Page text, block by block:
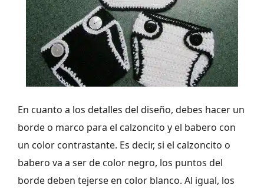
En cuanto a los detalles del diseño, debes hacer un
borde o marco para el calzoncito y el babero con
un color contrastante. Es decir, si el calzoncito o
babero va a ser de color negro, los puntos del
borde deben tejerse en color blanco. Al igual, los